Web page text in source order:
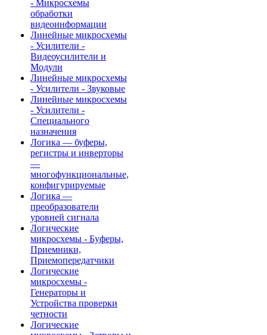
- Микросхемы
обработки
видеоинформации
Линейные микросхемы
- Усилители -
Видеоусилители и
Модули
Линейные микросхемы
- Усилители - Звуковые
Линейные микросхемы
- Усилители -
Специального
назначения
Логика — буферы,
регистры и инверторы
—
многофункциональные,
конфигурируемые
Логика —
преобразователи
уровней сигнала
Логические
микросхемы - Буферы,
Приемники,
Приемопередатчики
Логические
микросхемы -
Генераторы и
Устройства проверки
четности
Логические